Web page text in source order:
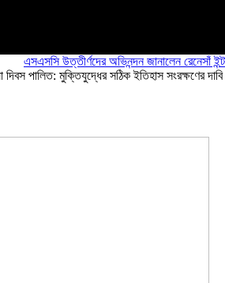
উত্তীর্ণদের অভিনন্দন জানালেন রেনেসাঁ
দিবস পালিত: মুক্তিযুদ্ধের সঠিক ইতিহাস সংরক্ষণের দাবি